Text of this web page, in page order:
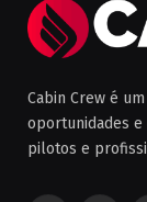
Cabin Crew é
oportunidades e
pilotos e